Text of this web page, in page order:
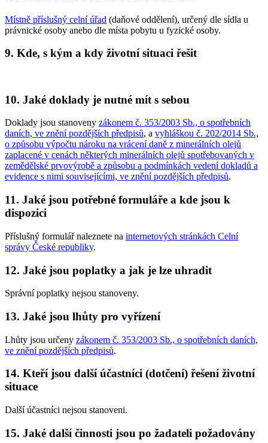
Místně příslušný celní úřad (daňové oddělení), určený dle sídla u
právnické osoby anebo dle místa pobytu u fyzické osoby.
9. Kde, s kým a kdy životní situaci řešit
10. Jaké doklady je nutné mít s sebou
Doklady jsou stanoveny zákonem č. 353/2003 Sb., o spotřebních
daních, ve znění pozdějších předpisů, a vyhláškou č. 202/2014 Sb.,
o způsobu výpočtu nároku na vrácení daně z minerálních olejů
zaplacené v cenách některých minerálních olejů spotřebovaných v
zemědělské prvovýrobě a způsobu a podmínkách vedení dokladů a
evidence s nimi souvisejícími, ve znění pozdějších předpisů.
11. Jaké jsou potřebné formuláře a kde jsou k
dispozici
Příslušný formulář naleznete na internetových stránkách Celní
správy České republiky.
12. Jaké jsou poplatky a jak je lze uhradit
Správní poplatky nejsou stanoveny.
13. Jaké jsou lhůty pro vyřízení
Lhůty jsou určeny zákonem č. 353/2003 Sb., o spotřebních daních,
ve znění pozdějších předpisů.
14. Kteří jsou další účastníci (dotčení) řešení životní
situace
Další účastníci nejsou stanoveni.
15. Jaké další činnosti jsou po žadateli požadovány